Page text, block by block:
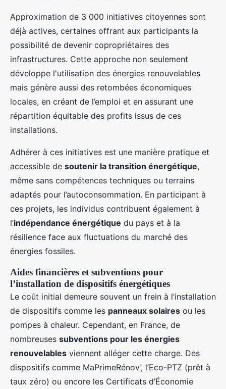
Approximation de 3 000 initiatives citoyennes sont
déjà actives, certaines offrant aux participants la
possibilité de devenir copropriétaires des
infrastructures. Cette approche non seulement
développe l'utilisation des énergies renouvelables
mais génère aussi des retombées économiques
locales, en créant de l’emploi et en assurant une
répartition équitable des profits issus de ces
installations.
Adhérer à ces initiatives est une manière pratique et
accessible de soutenir la transition énergétique,
même sans compétences techniques ou terrains
adaptés pour l’autoconsommation. En participant à
ces projets, les individus contribuent également à
l’indépendance énergétique du pays et à la
résilience face aux fluctuations du marché des
énergies fossiles.
Aides financières et subventions pour
l’installation de dispositifs énergétiques
Le coût initial demeure souvent un frein à l’installation
de dispositifs comme les panneaux solaires ou les
pompes à chaleur. Cependant, en France, de
nombreuses subventions pour les énergies
renouvelables viennent alléger cette charge. Des
dispositifs comme MaPrimeRénov’, l’Eco-PTZ (prêt à
taux zéro) ou encore les Certificats d’Économie